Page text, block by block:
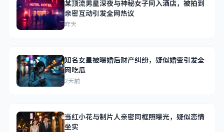
某顶流男星深夜与神秘女子同入酒店，被拍到
亲密互动引发全网热议
昨天
知名女星被曝婚后财产纠纷，疑似婚变引发全
网吃瓜
2天前
当红小花与制片人亲密同框照曝光，疑似恋情
坐实